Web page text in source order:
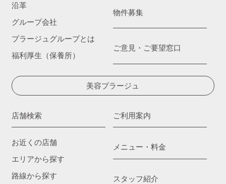
沿革
グループ会社
プラージュグループとは
福利厚生（保養所）
物件募集
ご意見・ご要望窓口
美容プラージュ
店舗検索
お近くの店舗
エリアから探す
路線から探す
ご利用案内
メニュー・料金
スタッフ紹介